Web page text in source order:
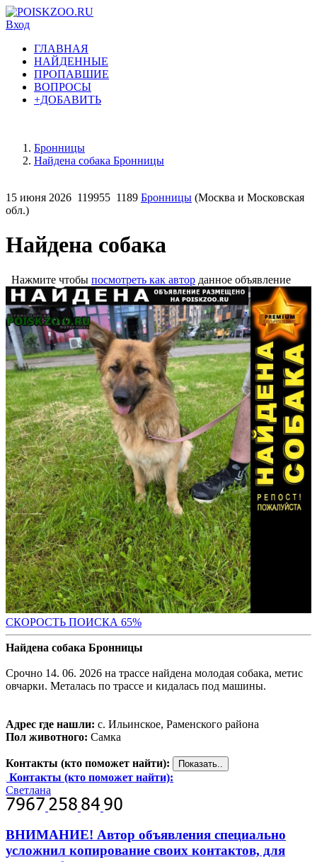
Вход
ГЛАВНАЯ
НАЙДЕННЫЕ
ПРОПАВШИЕ
ВОПРОСЫ
+ДОБАВИТЬ
Бронницы
Найдена собака Бронницы
15 июня 2026 119955 1189 Бронницы (Москва и Московская
обл.)
Найдена собака
Нажмите чтобы посмотреть как автор данное объявление
СКОРОСТЬ ПОИСКА 65%
Найдена собака Бронницы
Срочно 14. 06. 2026 на трассе найдена молодая собака, метис
овчарки. Металась по трассе и кидалась под машины.
Адрес где нашли: с. Ильинское, Раменского района
Пол животного: Самка
Контакты (кто поможет найти):
Контакты (кто поможет найти):
Светлана
ВНИМАНИЕ! Автор объявления специально
усложнил копирование своих контактов, для